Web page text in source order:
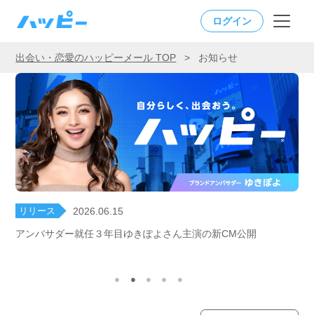
ログイン
出会い・恋愛のハッピーメール TOP > お知らせ
リリース
2026.06.15
アンバサダー就任３年目ゆきぽよさん主演の新CM公開